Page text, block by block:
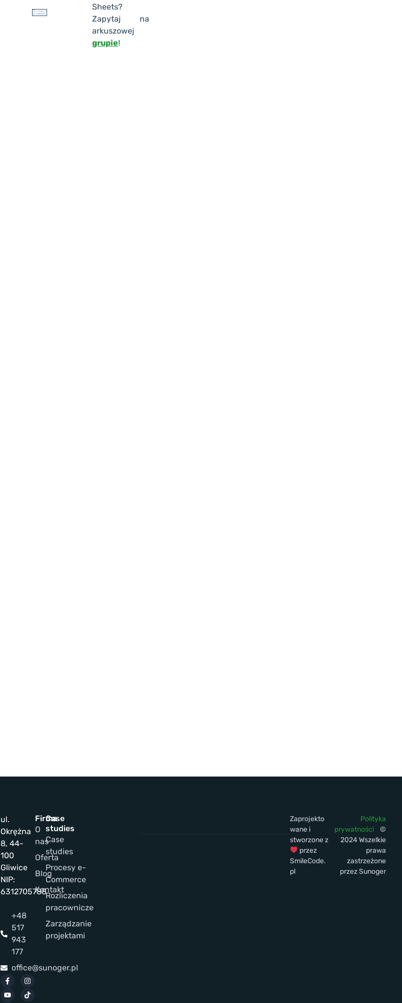
Sheets?
Zapytaj na
arkuszowej
grupie!
ul.
Okrężna
8, 44-
100
Gliwice
NIP:
6312705788
+48
517
943
177
office@sunoger.pl
Firma
O
nas
Oferta
Blog
Kontakt
Case
studies
Case
studies
Procesy e-
Commerce
Rozliczenia
pracownicze
Zarządzanie
projektami
Zaprojekto
wane i
stworzone z
przez
SmileCode.
pl
Polityka
prywatności ©
2024 Wszelkie
prawa
zastrzeżone
przez Sunoger